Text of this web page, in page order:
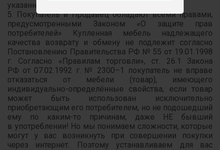
указанного товара.
5. Покупатель и Продавец обладают всеми правами,
предусмотренными Законом «О защите прав
потребителей» Купленная мебель надлежащего
качества возврату и обмену не подлежит согласно
Постановлению Правительства РФ № 55 от 19.01.1998
г. Согласно «Правилам торговли», ст. 26.1 Закона
РФ от 07.02.1992 г. № 2300–1 покупатель не вправе
отказаться от мебели (товар), имеющего
индивидуально-определённые свойства, если товар
может быть использован исключительно
приобретающим его потребителем, но не подошедший
ему по каким-то причинам, даже НЕ бывший
в употреблении! Но мы понимаем сложности, которые
могут у вас возникнуть при совершении покупки
через интернет. Поэтому устанавливаем для вас